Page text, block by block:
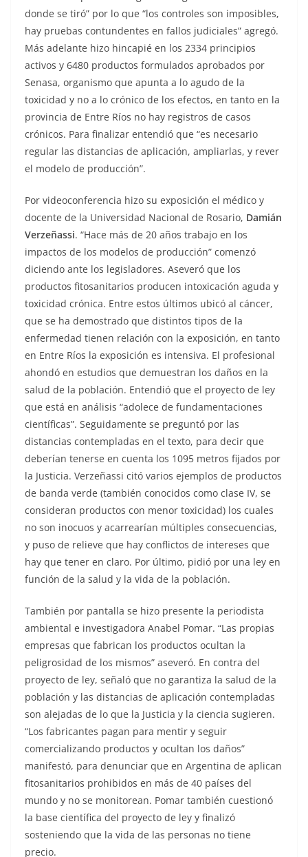
donde se tiró” por lo que “los controles son imposibles,
hay pruebas contundentes en fallos judiciales” agregó.
Más adelante hizo hincapié en los 2334 principios
activos y 6480 productos formulados aprobados por
Senasa, organismo que apunta a lo agudo de la
toxicidad y no a lo crónico de los efectos, en tanto en la
provincia de Entre Ríos no hay registros de casos
crónicos. Para finalizar entendió que “es necesario
regular las distancias de aplicación, ampliarlas, y rever
el modelo de producción”.
Por videoconferencia hizo su exposición el médico y
docente de la Universidad Nacional de Rosario, Damián
Verzeñassi. “Hace más de 20 años trabajo en los
impactos de los modelos de producción” comenzó
diciendo ante los legisladores. Aseveró que los
productos fitosanitarios producen intoxicación aguda y
toxicidad crónica. Entre estos últimos ubicó al cáncer,
que se ha demostrado que distintos tipos de la
enfermedad tienen relación con la exposición, en tanto
en Entre Ríos la exposición es intensiva. El profesional
ahondó en estudios que demuestran los daños en la
salud de la población. Entendió que el proyecto de ley
que está en análisis “adolece de fundamentaciones
científicas”. Seguidamente se preguntó por las
distancias contempladas en el texto, para decir que
deberían tenerse en cuenta los 1095 metros fijados por
la Justicia. Verzeñassi citó varios ejemplos de productos
de banda verde (también conocidos como clase IV, se
consideran productos con menor toxicidad) los cuales
no son inocuos y acarrearían múltiples consecuencias,
y puso de relieve que hay conflictos de intereses que
hay que tener en claro. Por último, pidió por una ley en
función de la salud y la vida de la población.
También por pantalla se hizo presente la periodista
ambiental e investigadora Anabel Pomar. “Las propias
empresas que fabrican los productos ocultan la
peligrosidad de los mismos” aseveró. En contra del
proyecto de ley, señaló que no garantiza la salud de la
población y las distancias de aplicación contempladas
son alejadas de lo que la Justicia y la ciencia sugieren.
“Los fabricantes pagan para mentir y seguir
comercializando productos y ocultan los daños”
manifestó, para denunciar que en Argentina de aplican
fitosanitarios prohibidos en más de 40 países del
mundo y no se monitorean. Pomar también cuestionó
la base científica del proyecto de ley y finalizó
sosteniendo que la vida de las personas no tiene
precio.